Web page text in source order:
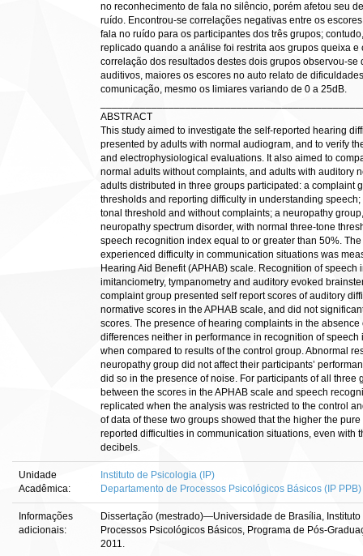
no reconhecimento de fala no silêncio, porém afetou seu
ruído. Encontrou-se correlações negativas entre os
fala no ruído para os participantes dos três grupos;
replicado quando a análise foi restrita aos grupos queixa
correlação dos resultados destes dois grupos observou-
auditivos, maiores os escores no auto relato de
comunicação, mesmo os limiares variando de 0 a 25dB.
ABSTRACT
This study aimed to investigate the self-reported hearing
presented by adults with normal audiogram, and to verify
and electrophysiological evaluations. It also aimed to
normal adults without complaints, and adults with auditory
adults distributed in three groups participated: a complaint
thresholds and reporting difficulty in understanding
tonal threshold and without complaints; a neuropathy
neuropathy spectrum disorder, with normal three-tone
speech recognition index equal to or greater than 50%.
experienced difficulty in communication situations was
Hearing Aid Benefit (APHAB) scale. Recognition of speech
imitanciometry, tympanometry and auditory evoked
complaint group presented self report scores of auditory
normative scores in the APHAB scale, and did not
scores. The presence of hearing complaints in the
differences neither in performance in recognition of
when compared to results of the control group. Abnormal
neuropathy group did not affect their participants’
did so in the presence of noise. For participants of all
between the scores in the APHAB scale and speech
replicated when the analysis was restricted to the control
of data of these two groups showed that the higher the
reported difficulties in communication situations, even with
decibels.
Unidade
Acadêmica:
Instituto de Psicologia (IP)
Departamento de Processos Psicológicos Básicos (IP PPB)
Informações
adicionais:
Dissertação (mestrado)—Universidade de Brasília,
Processos Psicológicos Básicos, Programa de Pós-
2011.